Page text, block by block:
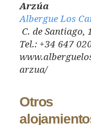
Arzúa
Albergue Los
C. de Santiago,
Tel.: +34 647
arzua/
Otros